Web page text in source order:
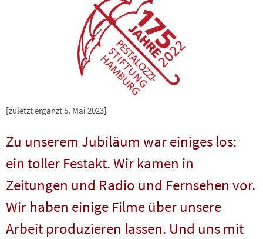
[zuletzt ergänzt 5. Mai 2023]
Zu unserem Jubiläum war einiges los:
ein toller Festakt. Wir kamen in
Zeitungen und Radio und Fernsehen vor.
Wir haben einige Filme über unsere
Arbeit produzieren lassen. Und uns mit